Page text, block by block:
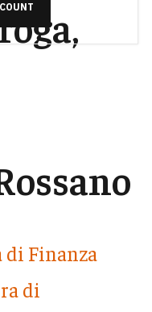
di Finanza
di